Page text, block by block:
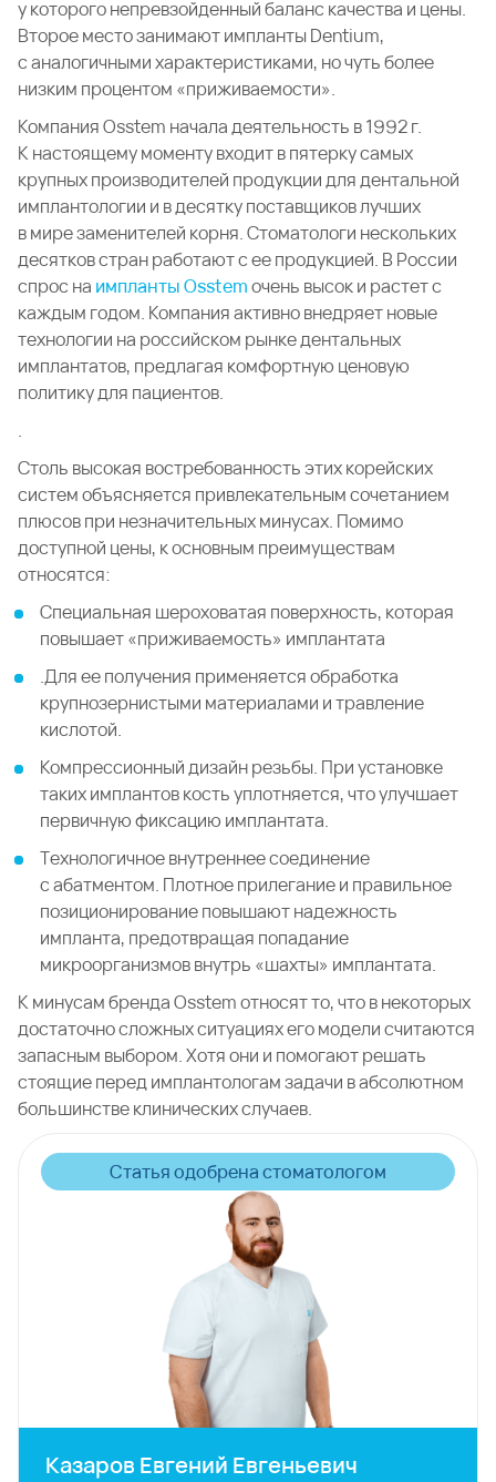
у которого непревзойденный баланс качества и цены.
Второе место занимают импланты Dentium,
с аналогичными характеристиками, но чуть более
низким процентом «приживаемости».
Компания Osstem начала деятельность в 1992 г.
К настоящему моменту входит в пятерку самых
крупных производителей продукции для дентальной
имплантологии и в десятку поставщиков лучших
в мире заменителей корня. Стоматологи нескольких
десятков стран работают с ее продукцией. В России
спрос на импланты Osstemочень высок и растет с
каждым годом. Компания активно внедряет новые
технологии на российском рынке дентальных
имплантатов, предлагая комфортную ценовую
политику для пациентов.
.
Столь высокая востребованность этих корейских
систем объясняется привлекательным сочетанием
плюсов при незначительных минусах. Помимо
доступной цены, к основным преимуществам
относятся:
Специальная шероховатая поверхность, которая
повышает «приживаемость» имплантата
.Для ее получения применяется обработка
крупнозернистыми материалами и травление
кислотой.
Компрессионный дизайн резьбы. При установке
таких имплантов кость уплотняется, что улучшает
первичную фиксацию имплантата.
Технологичное внутреннее соединение
с абатментом. Плотное прилегание и правильное
позиционирование повышают надежность
импланта, предотвращая попадание
микроорганизмов внутрь «шахты» имплантата.
К минусам бренда Osstem относят то, что в некоторых
достаточно сложных ситуациях его модели считаются
запасным выбором. Хотя они и помогают решать
стоящие перед имплантологам задачи в абсолютном
большинстве клинических случаев.
Статья одобрена стоматологом
Казаров Евгений Евгеньевич